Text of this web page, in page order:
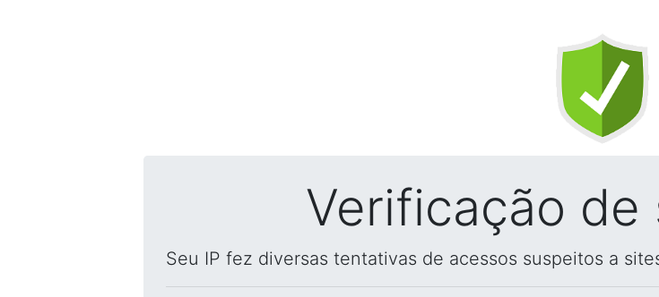
Verificação de
Seu IP fez diversas tentativas de acessos suspeitos a